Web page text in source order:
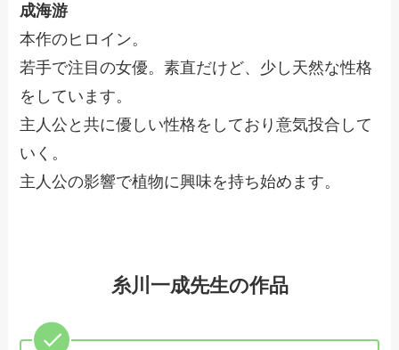
成海游
本作のヒロイン。
若手で注目の女優。素直だけど、少し天然な性格
をしています。
主人公と共に優しい性格をしており意気投合して
いく。
主人公の影響で植物に興味を持ち始めます。
糸川一成先生の作品